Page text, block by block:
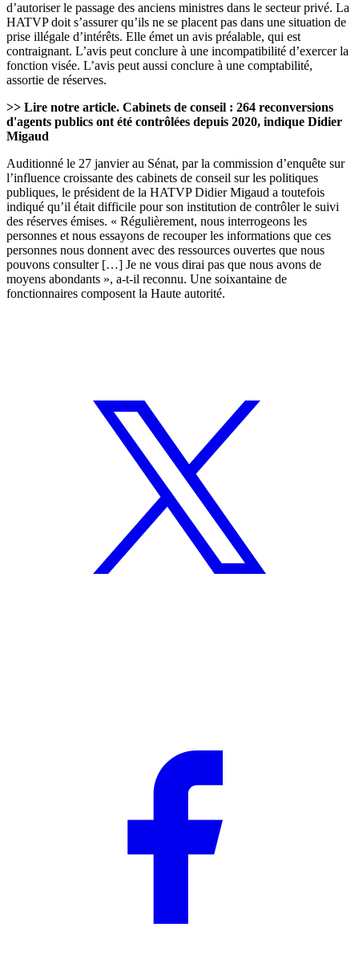
d’autoriser le passage des anciens ministres dans le secteur privé. La
HATVP doit s’assurer qu’ils ne se placent pas dans une situation de
prise illégale d’intérêts. Elle émet un avis préalable, qui est
contraignant. L’avis peut conclure à une incompatibilité d’exercer la
fonction visée. L’avis peut aussi conclure à une comptabilité,
assortie de réserves.
>> Lire notre article. Cabinets de conseil : 264 reconversions
d'agents publics ont été contrôlées depuis 2020, indique Didier
Migaud
Auditionné le 27 janvier au Sénat, par la commission d’enquête sur
l’influence croissante des cabinets de conseil sur les politiques
publiques, le président de la HATVP Didier Migaud a toutefois
indiqué qu’il était difficile pour son institution de contrôler le suivi
des réserves émises. « Régulièrement, nous interrogeons les
personnes et nous essayons de recouper les informations que ces
personnes nous donnent avec des ressources ouvertes que nous
pouvons consulter […] Je ne vous dirai pas que nous avons de
moyens abondants », a-t-il reconnu. Une soixantaine de
fonctionnaires composent la Haute autorité.